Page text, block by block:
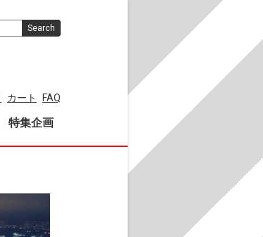
カート FAQ
特集企画
Search